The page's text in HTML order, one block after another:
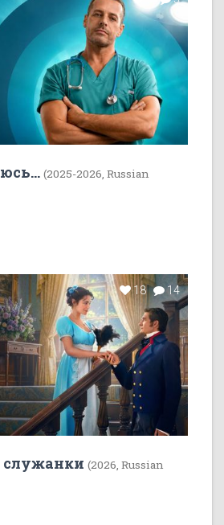
(2025-2026, Russian
18 14
служанки (2026, Russian